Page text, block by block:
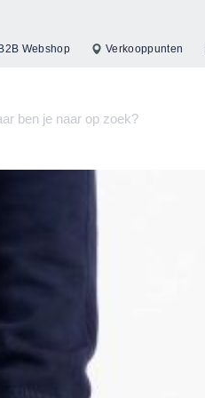
B2B Webshop Verkooppunten